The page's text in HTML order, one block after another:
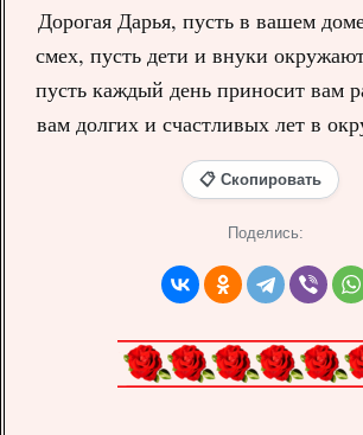
Дорогая Дарья, пусть в вашем
смех, пусть дети и внуки
пусть каждый день приносит вам
вам долгих и счастливых лет в
📋 Скопировать
Поделись: